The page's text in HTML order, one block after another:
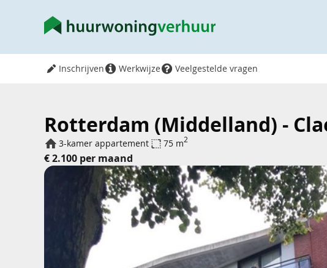
Inschrijven Werkwijze Veelgestelde vragen
Rotterdam (Middelland) -
3-kamer appartement 75 m2
€ 2.100 per maand